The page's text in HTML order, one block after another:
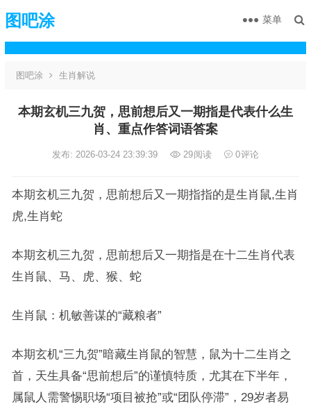
图吧涂 菜单
图吧涂 生肖解说
本期玄机三九贺，思前想后又一期指是代表什么生
肖、重点作答词语答案
发布: 2026-03-24 23:39:39 29阅读 0评论
本期玄机三九贺，思前想后又一期指指的是生肖鼠,生肖
虎,生肖蛇
本期玄机三九贺，思前想后又一期指是在十二生肖代表
生肖鼠、马、虎、猴、蛇
生肖鼠：机敏善谋的“藏粮者”
本期玄机“三九贺”暗藏生肖鼠的智慧，鼠为十二生肖之
首，天生具备“思前想后”的谨慎特质，尤其在下半年，
属鼠人需警惕职场“项目被抢”或“团队停滞”，29岁者易